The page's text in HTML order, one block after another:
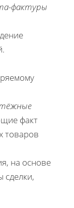
фактуры
факт
товаров
на основе
сделки,